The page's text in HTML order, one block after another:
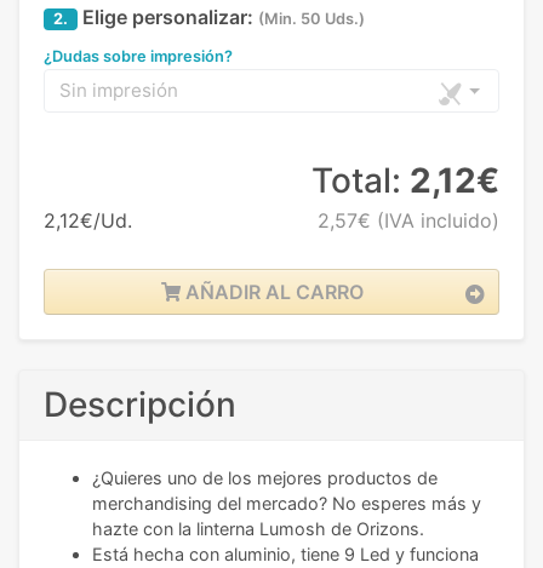
2. Elige personalizar: (Min. 50 Uds.)
¿Dudas sobre impresión?
Sin impresión
2,12€/Ud.
Total: 2,12€
2,57€ (IVA incluido)
AÑADIR AL CARRO
Descripción
¿Quieres uno de los mejores productos de
merchandising del mercado? No esperes más y
hazte con la linterna Lumosh de Orizons.
Está hecha con aluminio, tiene 9 Led y funciona